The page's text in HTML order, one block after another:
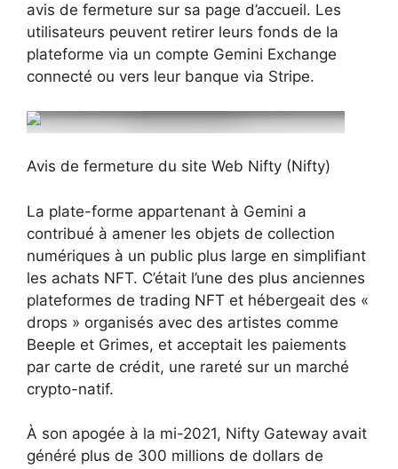
avis de fermeture sur sa page d’accueil. Les
utilisateurs peuvent retirer leurs fonds de la
plateforme via un compte Gemini Exchange
connecté ou vers leur banque via Stripe.
Avis de fermeture du site Web Nifty (Nifty)
La plate-forme appartenant à Gemini a
contribué à amener les objets de collection
numériques à un public plus large en simplifiant
les achats NFT. C’était l’une des plus anciennes
plateformes de trading NFT et hébergeait des «
drops » organisés avec des artistes comme
Beeple et Grimes, et acceptait les paiements
par carte de crédit, une rareté sur un marché
crypto-natif.
À son apogée à la mi-2021, Nifty Gateway avait
généré plus de 300 millions de dollars de